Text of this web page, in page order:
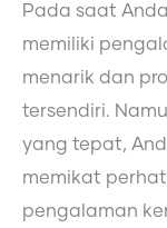
Pada saat
memiliki
menarik dan
tersendiri.
yang tepat,
memikat
pengalaman